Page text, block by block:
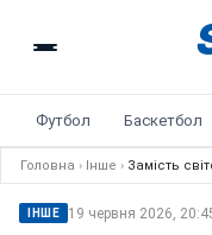
Футбол Баскетбол
Головна › Інше › Замість
ІНШЕ 19 червня 2026,